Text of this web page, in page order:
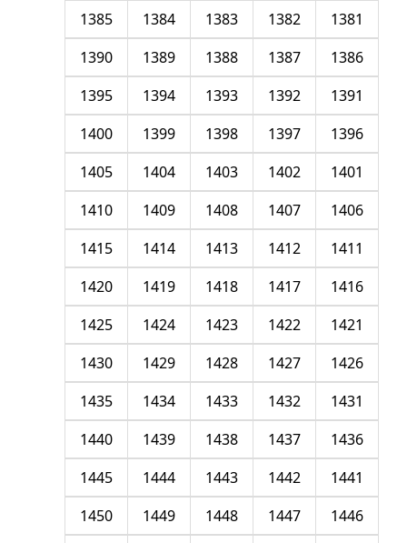
1381
1382
1383
1384
1385
1386
1387
1388
1389
1390
1391
1392
1393
1394
1395
1396
1397
1398
1399
1400
1401
1402
1403
1404
1405
1406
1407
1408
1409
1410
1411
1412
1413
1414
1415
1416
1417
1418
1419
1420
1421
1422
1423
1424
1425
1426
1427
1428
1429
1430
1431
1432
1433
1434
1435
1436
1437
1438
1439
1440
1441
1442
1443
1444
1445
1446
1447
1448
1449
1450